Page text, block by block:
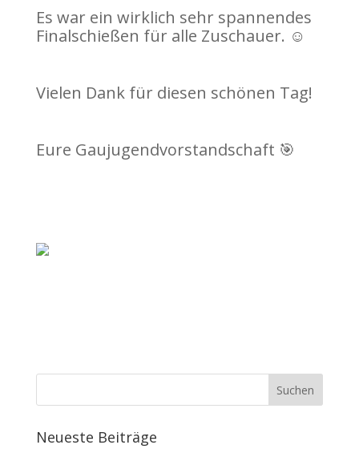
Es war ein wirklich sehr spannendes
Finalschießen für alle Zuschauer. ☺️
Vielen Dank für diesen schönen Tag!
Eure Gaujugendvorstandschaft 🎯
Neueste Beiträge